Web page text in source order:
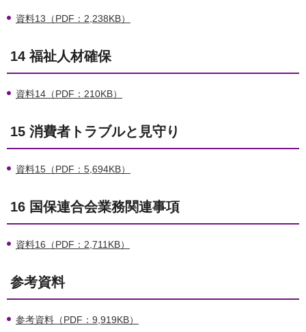
資料13（PDF：2,238KB）
14 福祉人材確保
資料14（PDF：210KB）
15 消費者トラブルと見守り
資料15（PDF：5,694KB）
16 国保連合会業務関連事項
資料16（PDF：2,711KB）
参考資料
参考資料（PDF：9,919KB）